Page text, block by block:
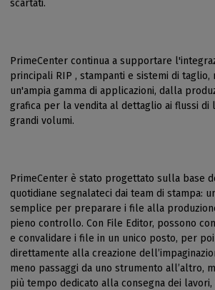
scartati.
PrimeCenter continua a supportare
principali RIP , stampanti e sistemi di taglio,
un'ampia gamma di applicazioni, dalla
grafica per la vendita al dettaglio ai flussi di
grandi volumi.
PrimeCenter è stato progettato sulla base
quotidiane segnalateci dai team di stampa:
semplice per preparare i file alla
pieno controllo. Con File Editor, possono
e convalidare i file in un unico posto, per
direttamente alla creazione
meno passaggi da uno strumento all’altro,
più tempo dedicato alla consegna dei